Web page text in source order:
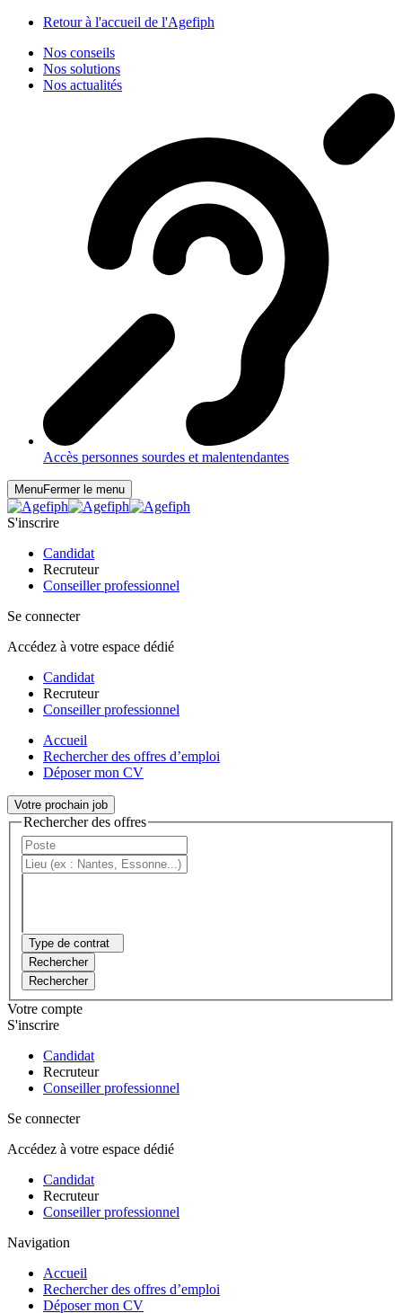
Retour à l'accueil de l'Agefiph
Nos conseils
Nos solutions
Nos actualités
Accès personnes sourdes et malentendantes
MenuFermer le menu
S'inscrire
Candidat
Recruteur
Conseiller professionnel
Se connecter
Accédez à votre espace dédié
Candidat
Recruteur
Conseiller professionnel
Accueil
Rechercher des offres d’emploi
Déposer mon CV
Votre prochain job
Rechercher des offres
Type de contrat
Rechercher
Rechercher
Votre compte
S'inscrire
Candidat
Recruteur
Conseiller professionnel
Se connecter
Accédez à votre espace dédié
Candidat
Recruteur
Conseiller professionnel
Navigation
Accueil
Rechercher des offres d’emploi
Déposer mon CV